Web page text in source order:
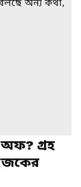
গ্রহ